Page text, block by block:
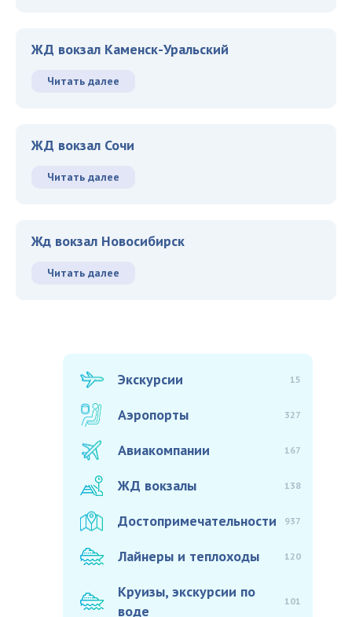
ЖД вокзал Каменск-Уральский
Читать далее
ЖД вокзал Сочи
Читать далее
Жд вокзал Новосибирск
Читать далее
Экскурсии 15
Аэропорты 327
Авиакомпании 167
ЖД вокзалы 138
Достопримечательности 937
Лайнеры и теплоходы 120
Круизы, экскурсии по
воде
101